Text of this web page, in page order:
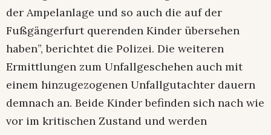
der Ampelanlage und so auch die auf der
Fußgängerfurt querenden Kinder übersehen
haben”, berichtet die Polizei. Die weiteren
Ermittlungen zum Unfallgeschehen auch mit
einem hinzugezogenen Unfallgutachter dauern
demnach an. Beide Kinder befinden sich nach wie
vor im kritischen Zustand und werden